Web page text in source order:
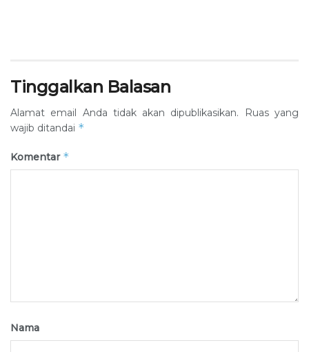
Tinggalkan Balasan
Alamat email Anda tidak akan dipublikasikan.
Ruas yang
wajib ditandai *
Komentar *
Nama